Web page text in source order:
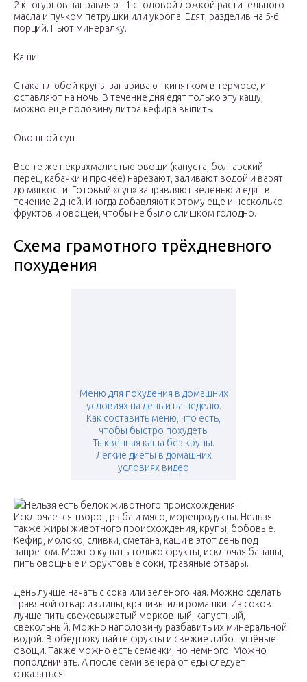
2 кг огурцов заправляют 1 столовой ложкой растительного
масла и пучком петрушки или укропа. Едят, разделив на 5-6
порций. Пьют минералку.
Каши
Стакан любой крупы запаривают кипятком в термосе, и
оставляют на ночь. В течение дня едят только эту кашу,
можно еще половину литра кефира выпить.
Овощной суп
Все те же некрахмалистые овощи (капуста, болгарский
перец, кабачки и прочее) нарезают, заливают водой и варят
до мягкости. Готовый «суп» заправляют зеленью и едят в
течение 2 дней. Иногда добавляют к этому еще и несколько
фруктов и овощей, чтобы не было слишком голодно.
Схема грамотного трёхдневного
похудения
Меню для похудения в домашних
условиях на день и на неделю.
Как составить меню, что есть,
чтобы быстро похудеть.
Тыквенная каша без крупы.
Легкие диеты в домашних
условиях видео
Нельзя есть белок животного происхождения.
Исключается творог, рыба и мясо, морепродукты. Нельзя
также жиры животного происхождения, крупы, бобовые.
Кефир, молоко, сливки, сметана, каши в этот день под
запретом. Можно кушать только фрукты, исключая бананы,
пить овощные и фруктовые соки, травяные отвары.
День лучше начать с сока или зелёного чая. Можно сделать
травяной отвар из липы, крапивы или ромашки. Из соков
лучше пить свежевыжатый морковный, капустный,
свекольный. Можно наполовину разбавить их минеральной
водой. В обед покушайте фрукты и свежие либо тушёные
овощи. Также можно есть семечки, но немного. Можно
пополдничать. А после семи вечера от еды следует
отказаться.